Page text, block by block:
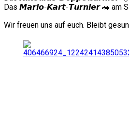
Das 𝙈𝙖𝙧𝙞𝙤-𝙆𝙖𝙧𝙩-𝙏𝙪𝙧𝙣𝙞𝙚𝙧 🚗 am
Wir freuen uns auf euch. Bleibt